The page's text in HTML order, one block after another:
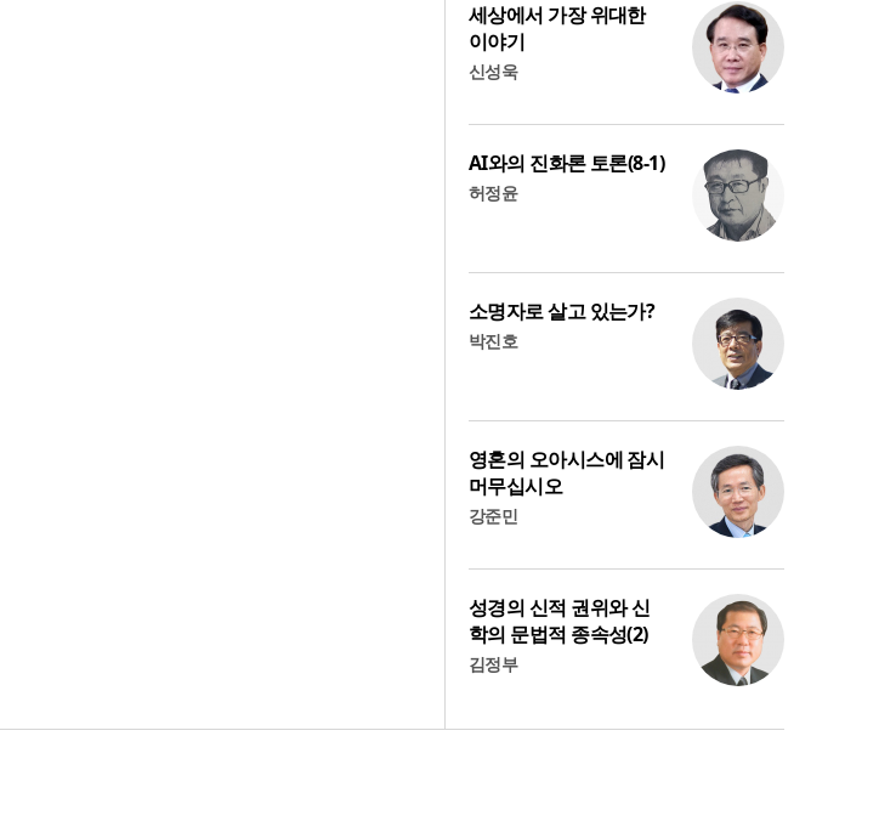
세상에서 가장 위대한
이야기
신성욱
AI와의 진화론 토론(8-1)
허정윤
소명자로 살고 있는가?
박진호
영혼의 오아시스에 잠시
머무십시오
강준민
성경의 신적 권위와 신
학의 문법적 종속성(2)
김정부